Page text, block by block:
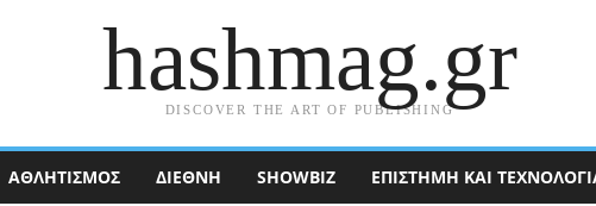
hashmag.gr
DISCOVER THE ART OF PUBLISHING
ΑΘΛΗΤΙΣΜΟΣ ΔΙΕΘΝΉ SHOWBIZ ΕΠΙΣΤΉΜΗ ΚΑΙ